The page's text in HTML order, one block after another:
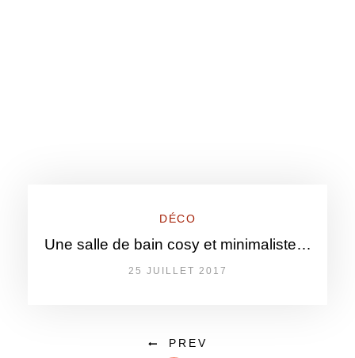
DÉCO
Une salle de bain cosy et minimaliste…
25 JUILLET 2017
PREV